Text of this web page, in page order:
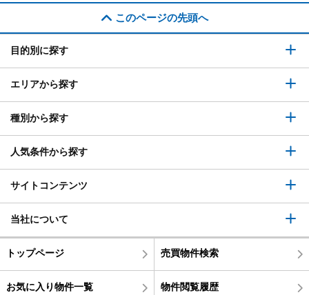
このページの先頭へ
目的別に探す
エリアから探す
種別から探す
人気条件から探す
サイトコンテンツ
当社について
トップページ 売買物件検索
お気に入り物件一覧 物件閲覧履歴